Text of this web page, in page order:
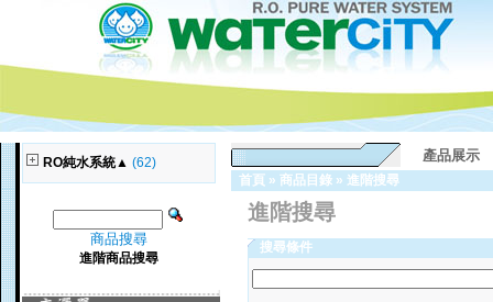
RO純水系統▲ (62)
商品搜尋
進階商品搜尋
產品展示
首頁 » 商品目錄 » 進階搜尋
進階搜尋
搜尋條件